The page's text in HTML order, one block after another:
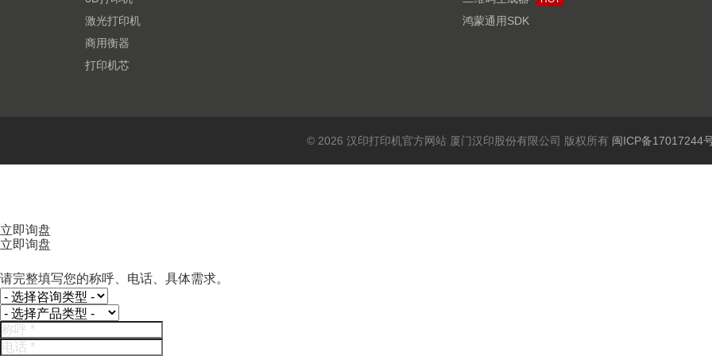
激光打印机
商用衡器
打印机芯
鸿蒙通用SDK
© 2026 汉印打印机官方网站 厦门汉印股份有限公司 版权所有 闽ICP备17017244
立即询盘
立即询盘
请完整填写您的称呼、电话、具体需求。